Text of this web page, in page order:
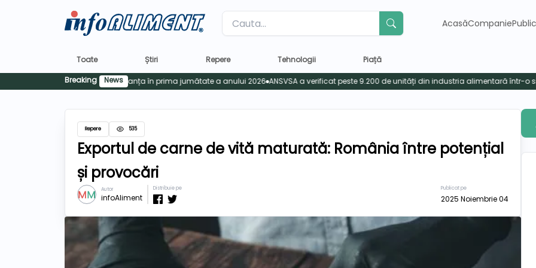
Label AcasăCompanie
Toate Știri Repere Tehnologii Piață
Breaking
News
Repere 535
Exportul de carne de vită maturată: România între potențial
și provocări
Autor
infoAliment
Distribuie pe Publicat pe
2025 Noiembrie 04